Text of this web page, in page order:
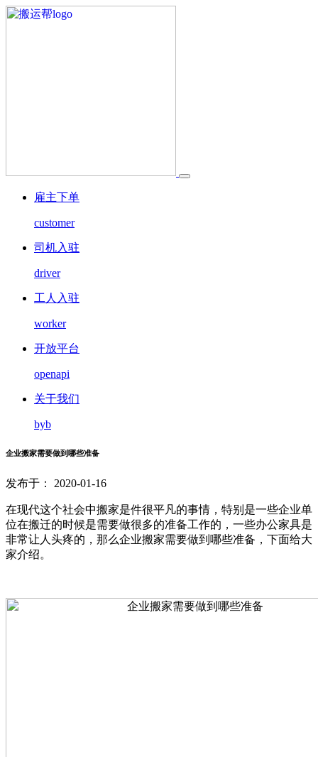
雇主下单
customer
司机入驻
driver
工人入驻
worker
开放平台
openapi
关于我们
byb
企业搬家需要做到哪些准备
发布于： 2020-01-16
在现代这个社会中搬家是件很平凡的事情，特别是一些企业单
位在搬迁的时候是需要做很多的准备工作的，一些办公家具是
非常让人头疼的，那么企业搬家需要做到哪些准备，下面给大
家介绍。